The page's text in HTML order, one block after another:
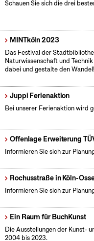
Schauen Sie sich die drei
MINTköln 2023
Das Festival der
Naturwissenschaft und
dabei und gestalte den Wandel!
Juppi Ferienaktion
Bei unserer Ferienaktion wird
Offenlage Erweiterung
Informieren Sie sich zur
Rochusstraße in Köln-
Informieren Sie sich zur
Ein Raum für BuchKunst
Die Ausstellungen der Kunst-
2004 bis 2023.